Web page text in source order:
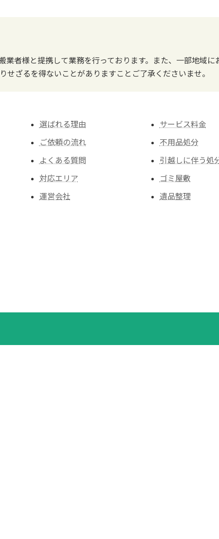
業者様と提携して業務を行っております。また、一部地域
せざるを得ないことがありますことご了承くださいませ。
選ばれる理由
ご依頼の流れ
よくある質問
対応エリア
運営会社
サービス料金
不用品処分
引越しに伴う処
ゴミ屋敷
遺品整理